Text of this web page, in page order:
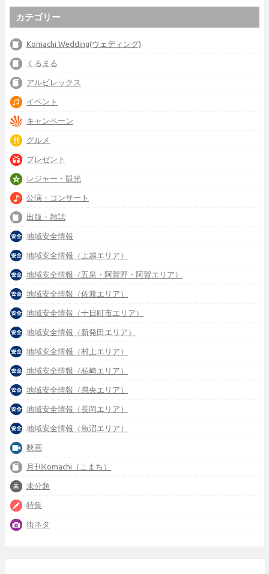
カテゴリー
Komachi Wedding(ウェディング)
くるまる
アルビレックス
イベント
キャンペーン
グルメ
プレゼント
レジャー・観光
公演・コンサート
出版・雑誌
地域安全情報
地域安全情報（上越エリア）
地域安全情報（五泉・阿賀野・阿賀エリア）
地域安全情報（佐渡エリア）
地域安全情報（十日町市エリア）
地域安全情報（新発田エリア）
地域安全情報（村上エリア）
地域安全情報（柏崎エリア）
地域安全情報（県央エリア）
地域安全情報（長岡エリア）
地域安全情報（魚沼エリア）
映画
月刊Komachi（こまち）
未分類
特集
街ネタ